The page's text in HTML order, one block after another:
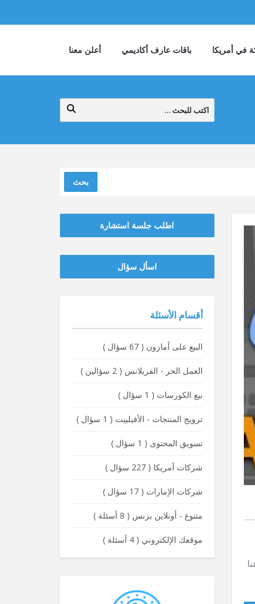
في أمريكا باقات عارف أكاديمي أعلن معنا
بحث
اطلب جلسة استشارة
‫‫اسأل سؤال
أقسام الأسئلة
البيع على أمازون (67 سؤال )
العمل الحر - الفريلانس (2 سؤالين )
بيع الكورسات ( 1 سؤال )
ترويج المنتجات - الأفيلييت ( 1 سؤال )
تسويق المحتوى ( 1 سؤال )
شركات أمريكا (227 سؤال )
شركات الإمارات (17 سؤال )
متنوع - أونلاين بزنس ( 8 أسئلة )
موقعك الإلكتروني (4 أسئلة )